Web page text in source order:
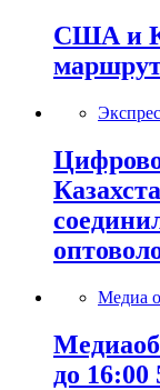
США и
Медиа
до 16:00